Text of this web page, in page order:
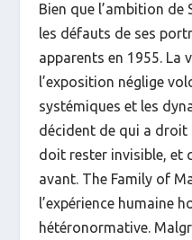
Bien que l’ambition
les défauts de ses
apparents en 1955. La
l’exposition néglige
systémiques et les
décident de qui a droit
doit rester invisible, et
avant. The Family of
l’expérience humaine
hétéronormative.